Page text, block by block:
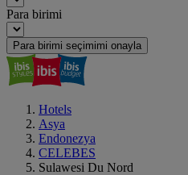
Para birimi
Para birimi seçimimi onayla
Hotels
Asya
Endonezya
CELEBES
Sulawesi Du Nord